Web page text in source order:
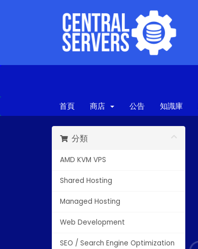
首頁 商店 公告 知識庫
分類
AMD KVM VPS
Shared Hosting
Managed Hosting
Web Development
SEO / Search Engine Optimization